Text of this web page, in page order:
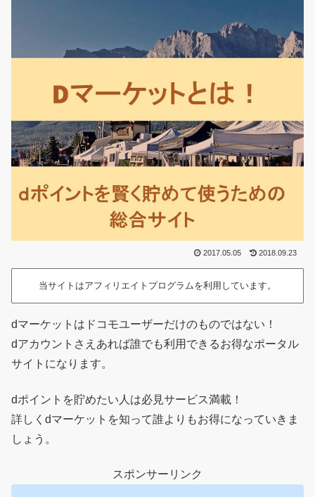
2017.05.05 2018.09.23
当サイトはアフィリエイトプログラムを利用しています。
dマーケットはドコモユーザーだけのものではない！
dアカウントさえあれば誰でも利用できるお得なポータル
サイトになります。
dポイントを貯めたい人は必見サービス満載！
詳しくdマーケットを知って誰よりもお得になっていきま
しょう。
スポンサーリンク